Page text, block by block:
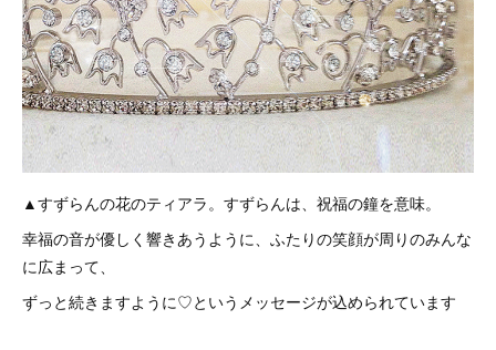
▲すずらんの花のティアラ。すずらんは、祝福の鐘を意味。
幸福の音が優しく響きあうように、ふたりの笑顔が周りのみんな
に広まって、
ずっと続きますように♡というメッセージが込められています